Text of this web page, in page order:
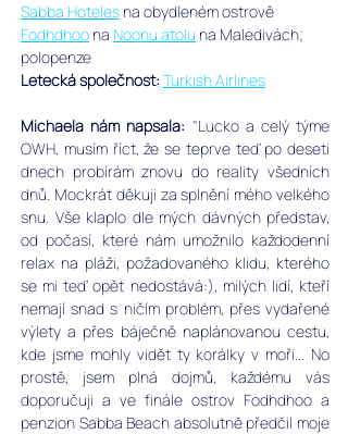
Sabba Hoteles na obydleném ostrově
Fodhdhoo na Noonu atolu na Maledivách;
polopenze
Letecká společnost: Turkish Airlines
Michaela nám napsala: "Lucko a celý týme
OWH, musím říct, že se teprve teď po deseti
dnech probírám znovu do reality všedních
dnů. Mockrát děkuji za splnění mého velkého
snu. Vše klaplo dle mých dávných představ,
od počasí, které nám umožnilo každodenní
relax na pláži, požadovaného klidu, kterého
se mi teď opět nedostává:), milých lidí, kteří
nemají snad s ničím problém, přes vydařené
výlety a přes báječně naplánovanou cestu,
kde jsme mohly vidět ty korálky v moři... No
prostě, jsem plná dojmů, každému vás
doporučuji a ve finále ostrov Fodhdhoo a
penzion Sabba Beach absolutně předčil moje